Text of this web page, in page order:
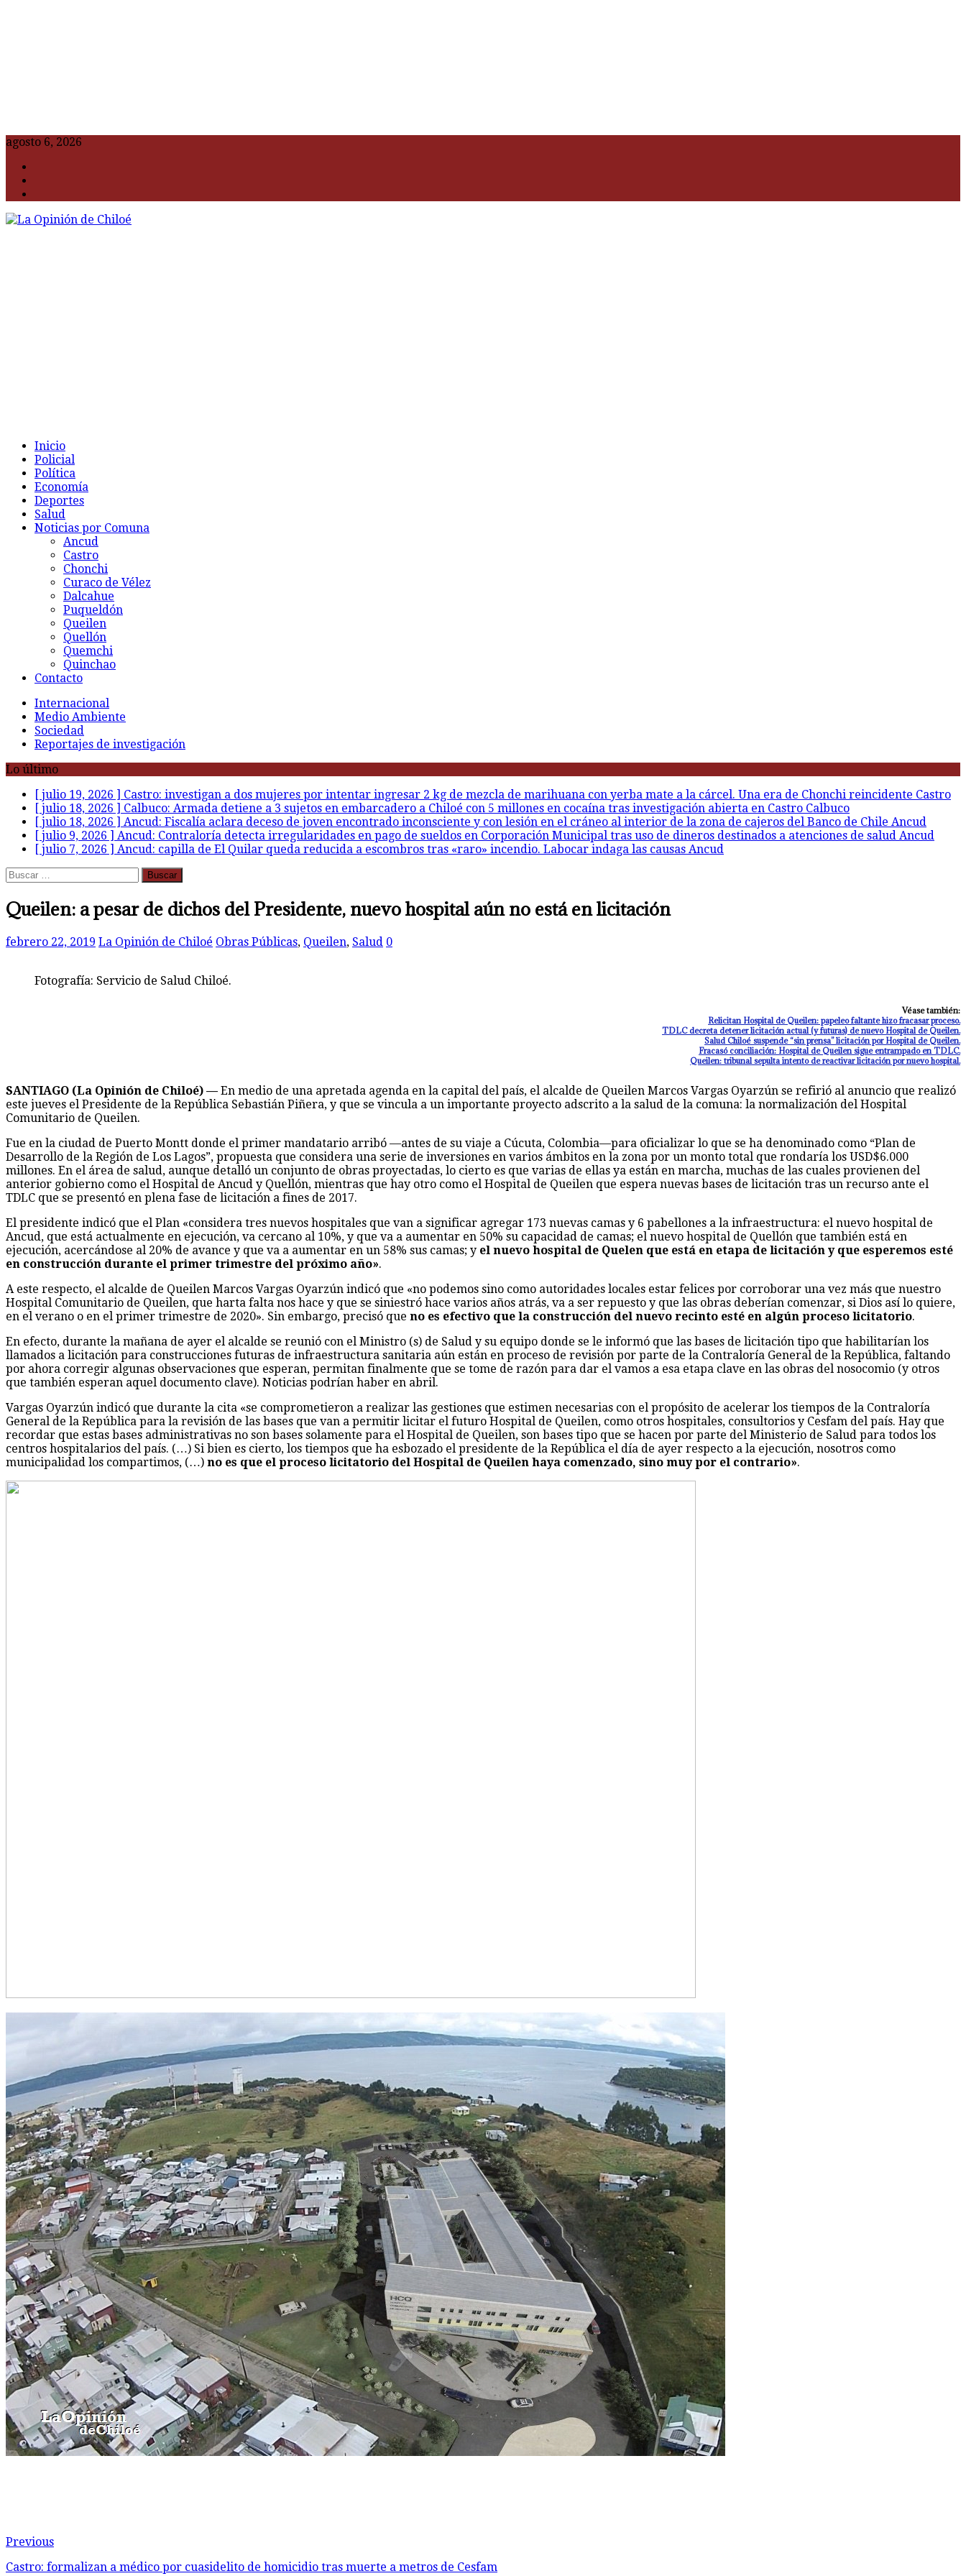
agosto 6, 2026
Inicio
Policial
Política
Economía
Deportes
Salud
Noticias por Comuna
Ancud
Castro
Chonchi
Curaco de Vélez
Dalcahue
Puqueldón
Queilen
Quellón
Quemchi
Quinchao
Contacto
Internacional
Medio Ambiente
Sociedad
Reportajes de investigación
Lo último
[ julio 19, 2026 ] Castro: investigan a dos mujeres por intentar ingresar 2 kg de mezcla de marihuana con yerba mate a la cárcel. Una era de Chonchi reincidente Castro
[ julio 18, 2026 ] Calbuco: Armada detiene a 3 sujetos en embarcadero a Chiloé con 5 millones en cocaína tras investigación abierta en Castro Calbuco
[ julio 18, 2026 ] Ancud: Fiscalía aclara deceso de joven encontrado inconsciente y con lesión en el cráneo al interior de la zona de cajeros del Banco de Chile Ancud
[ julio 9, 2026 ] Ancud: Contraloría detecta irregularidades en pago de sueldos en Corporación Municipal tras uso de dineros destinados a atenciones de salud Ancud
[ julio 7, 2026 ] Ancud: capilla de El Quilar queda reducida a escombros tras «raro» incendio. Labocar indaga las causas Ancud
Buscar:
Queilen: a pesar de dichos del Presidente, nuevo hospital aún no está en licitación
febrero 22, 2019 La Opinión de Chiloé Obras Públicas, Queilen, Salud 0
Fotografía: Servicio de Salud Chiloé.
Véase también:
Relicitan Hospital de Queilen: papeleo faltante hizo fracasar proceso.
TDLC decreta detener licitación actual (y futuras) de nuevo Hospital de Queilen.
Salud Chiloé suspende “sin prensa” licitación por Hospital de Queilen.
Fracasó conciliación: Hospital de Queilen sigue entrampado en TDLC.
Queilen: tribunal sepulta intento de reactivar licitación por nuevo hospital.
SANTIAGO (La Opinión de Chiloé) — En medio de una apretada agenda en la capital del país, el alcalde de Queilen Marcos Vargas Oyarzún se refirió al anuncio que realizó
este jueves el Presidente de la República Sebastián Piñera, y que se vincula a un importante proyecto adscrito a la salud de la comuna: la normalización del Hospital
Comunitario de Queilen.
Fue en la ciudad de Puerto Montt donde el primer mandatario arribó —antes de su viaje a Cúcuta, Colombia—para oficializar lo que se ha denominado como “Plan de
Desarrollo de la Región de Los Lagos”, propuesta que considera una serie de inversiones en varios ámbitos en la zona por un monto total que rondaría los USD$6.000
millones. En el área de salud, aunque detalló un conjunto de obras proyectadas, lo cierto es que varias de ellas ya están en marcha, muchas de las cuales provienen del
anterior gobierno como el Hospital de Ancud y Quellón, mientras que hay otro como el Hospital de Queilen que espera nuevas bases de licitación tras un recurso ante el
TDLC que se presentó en plena fase de licitación a fines de 2017.
El presidente indicó que el Plan «considera tres nuevos hospitales que van a significar agregar 173 nuevas camas y 6 pabellones a la infraestructura: el nuevo hospital de
Ancud, que está actualmente en ejecución, va cercano al 10%, y que va a aumentar en 50% su capacidad de camas; el nuevo hospital de Quellón que también está en
ejecución, acercándose al 20% de avance y que va a aumentar en un 58% sus camas; y el nuevo hospital de Quelen que está en etapa de licitación y que esperemos esté
en construcción durante el primer trimestre del próximo año».
A este respecto, el alcalde de Queilen Marcos Vargas Oyarzún indicó que «no podemos sino como autoridades locales estar felices por corroborar una vez más que nuestro
Hospital Comunitario de Queilen, que harta falta nos hace y que se siniestró hace varios años atrás, va a ser repuesto y que las obras deberían comenzar, si Dios así lo quiere,
en el verano o en el primer trimestre de 2020». Sin embargo, precisó que no es efectivo que la construcción del nuevo recinto esté en algún proceso licitatorio.
En efecto, durante la mañana de ayer el alcalde se reunió con el Ministro (s) de Salud y su equipo donde se le informó que las bases de licitación tipo que habilitarían los
llamados a licitación para construcciones futuras de infraestructura sanitaria aún están en proceso de revisión por parte de la Contraloría General de la República, faltando
por ahora corregir algunas observaciones que esperan, permitan finalmente que se tome de razón para dar el vamos a esa etapa clave en las obras del nosocomio (y otros
que también esperan aquel documento clave). Noticias podrían haber en abril.
Vargas Oyarzún indicó que durante la cita «se comprometieron a realizar las gestiones que estimen necesarias con el propósito de acelerar los tiempos de la Contraloría
General de la República para la revisión de las bases que van a permitir licitar el futuro Hospital de Queilen, como otros hospitales, consultorios y Cesfam del país. Hay que
recordar que estas bases administrativas no son bases solamente para el Hospital de Queilen, son bases tipo que se hacen por parte del Ministerio de Salud para todos los
centros hospitalarios del país. (…) Si bien es cierto, los tiempos que ha esbozado el presidente de la República el día de ayer respecto a la ejecución, nosotros como
municipalidad los compartimos, (…) no es que el proceso licitatorio del Hospital de Queilen haya comenzado, sino muy por el contrario».
Previous
Castro: formalizan a médico por cuasidelito de homicidio tras muerte a metros de Cesfam